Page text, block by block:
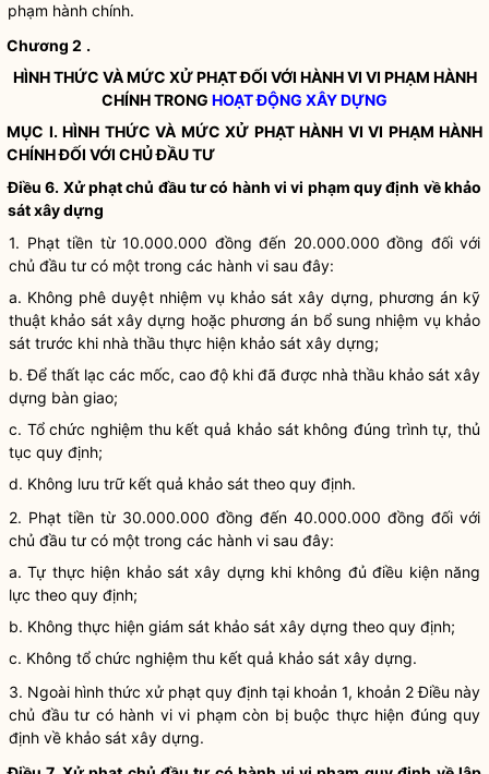
phạm hành chính.
Chương 2 .
HÌNH THỨC VÀ MỨC XỬ PHẠT ĐỐI VỚI HÀNH VI VI PHẠM HÀNH
CHÍNH TRONG HOẠT ĐỘNG XÂY DỰNG
MỤC I. HÌNH THỨC VÀ MỨC XỬ PHẠT HÀNH VI VI PHẠM HÀNH
CHÍNH ĐỐI VỚI CHỦ ĐẦU TƯ
Điều 6. Xử phạt chủ đầu tư có hành vi vi phạm quy định về khảo
sát xây dựng
1. Phạt tiền từ 10.000.000 đồng đến 20.000.000 đồng đối với
chủ đầu tư có một trong các hành vi sau đây:
a. Không phê duyệt nhiệm vụ khảo sát xây dựng, phương án kỹ
thuật khảo sát xây dựng hoặc phương án bổ sung nhiệm vụ khảo
sát trước khi nhà thầu thực hiện khảo sát xây dựng;
b. Để thất lạc các mốc, cao độ khi đã được nhà thầu khảo sát xây
dựng bàn giao;
c. Tổ chức nghiệm thu kết quả khảo sát không đúng trình tự, thủ
tục quy định;
d. Không lưu trữ kết quả khảo sát theo quy định.
2. Phạt tiền từ 30.000.000 đồng đến 40.000.000 đồng đối với
chủ đầu tư có một trong các hành vi sau đây:
a. Tự thực hiện khảo sát xây dựng khi không đủ điều kiện năng
lực theo quy định;
b. Không thực hiện giám sát khảo sát xây dựng theo quy định;
c. Không tổ chức nghiệm thu kết quả khảo sát xây dựng.
3. Ngoài hình thức xử phạt quy định tại khoản 1, khoản 2 Điều này
chủ đầu tư có hành vi vi phạm còn bị buộc thực hiện đúng quy
định về khảo sát xây dựng.